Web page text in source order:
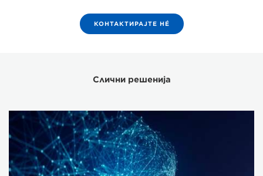
КОНТАКТИРАЈТЕ НÉ
Слични решенија